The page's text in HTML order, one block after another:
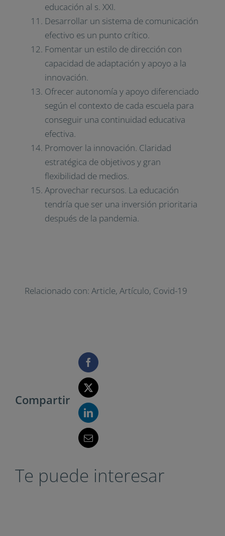
educación al s. XXI.
Desarrollar un sistema de comunicación
efectivo es un punto crítico.
Fomentar un estilo de dirección con
capacidad de adaptación y apoyo a la
innovación.
Ofrecer autonomía y apoyo diferenciado
según el contexto de cada escuela para
conseguir una continuidad educativa
efectiva.
Promover la innovación. Claridad
estratégica de objetivos y gran
flexibilidad de medios.
Aprovechar recursos. La educación
tendría que ser una inversión prioritaria
después de la pandemia.
Relacionado con:Article,Artículo, Covid-19
Compartir
Te puede interesar